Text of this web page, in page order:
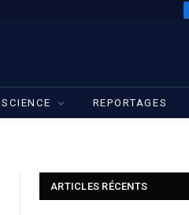
SCIENCE REPORTAGES
ARTICLES RÉCENTS